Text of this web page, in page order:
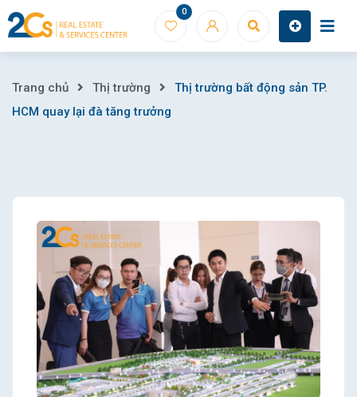
Skip
to
0
Thị
động
sản
TP.
HCM
quay
lại
Trang chủ Thị trường
Thị trường bất động sản TP.
HCM quay lại đà tăng trưởng